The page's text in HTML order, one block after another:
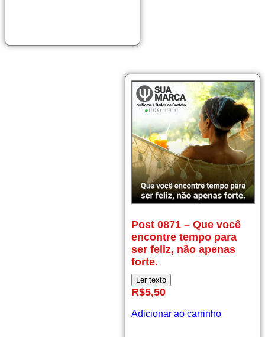
0871
–
Que
você
encontre
tempo
para
feliz,
Post 0871 – Que você
encontre tempo para
ser feliz, não apenas
forte.
Ler texto
R$5,50
Adicionar ao carrinho